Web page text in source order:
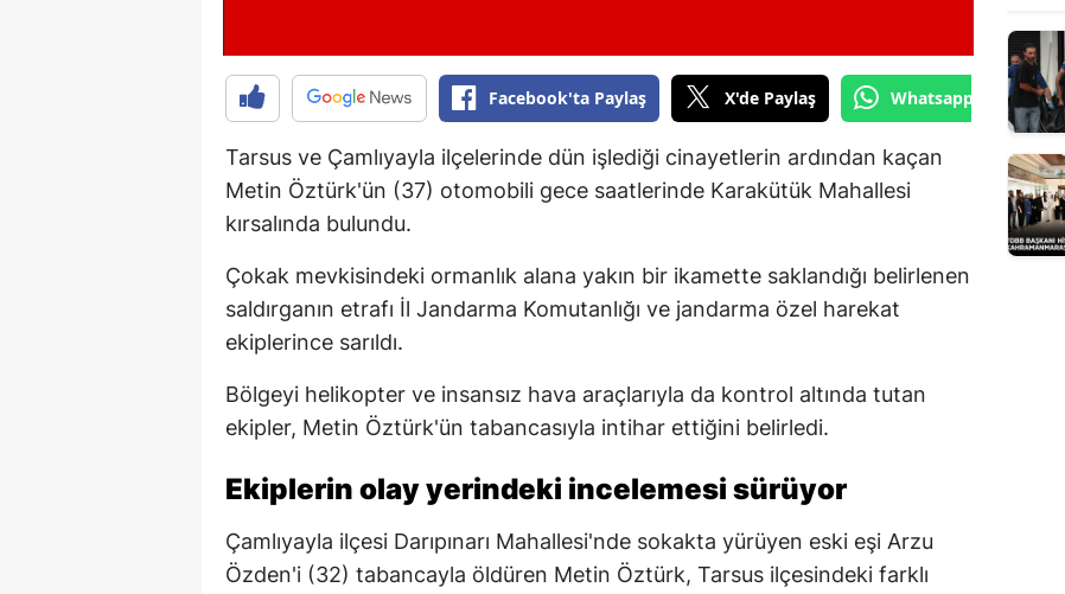
Diyarbakır
Elazığ
Eskişehir
Gaziantep
Gümüşhane
Facebook'ta Paylaş X'de Paylaş Whatsapp'tan Gönder
Tarsus ve Çamlıyayla ilçelerinde dün işlediği cinayetlerin ardından kaçan
Metin Öztürk'ün (37) otomobili gece saatlerinde Karakütük Mahallesi
kırsalında bulundu.
Çokak mevkisindeki ormanlık alana yakın bir ikamette saklandığı belirlenen
saldırganın etrafı İl Jandarma Komutanlığı ve jandarma özel harekat
ekiplerince sarıldı.
Bölgeyi helikopter ve insansız hava araçlarıyla da kontrol altında tutan
ekipler, Metin Öztürk'ün tabancasıyla intihar ettiğini belirledi.
Ekiplerin olay yerindeki incelemesi sürüyor
Çamlıyayla ilçesi Darıpınarı Mahallesi'nde sokakta yürüyen eski eşi Arzu
Özden'i (32) tabancayla öldüren Metin Öztürk, Tarsus ilçesindeki farklı